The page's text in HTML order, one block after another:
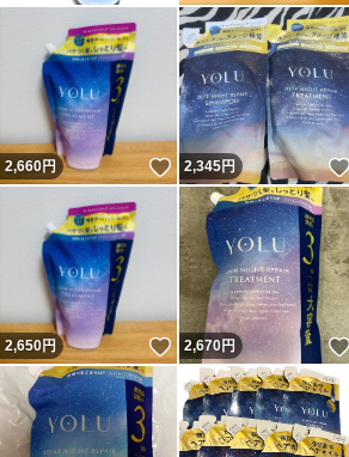
2,660円 いいね！
2,345円
2,650円 いいね！
2,670円